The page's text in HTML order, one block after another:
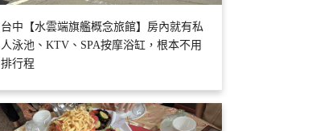
台中【水雲端旗艦概念旅館】房內就有私
人泳池、KTV、SPA按摩浴缸，根本不用
排行程